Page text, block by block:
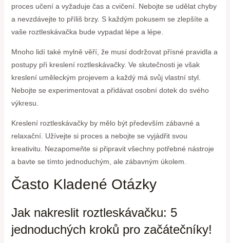
proces učení a vyžaduje čas a cvičení. Nebojte se udělat chyby
a nevzdávejte to příliš brzy. S každým pokusem se zlepšíte a
vaše roztleskávačka bude vypadat lépe a lépe.
Mnoho lidí také mylně věří, že musí dodržovat přísné pravidla a
postupy při kreslení roztleskávačky. Ve skutečnosti je však
kreslení uměleckým projevem a každý má svůj vlastní styl.
Nebojte se experimentovat a přidávat osobní dotek do svého
výkresu.
Kreslení roztleskávačky by mělo být především zábavné a
relaxační. Užívejte si proces a nebojte se vyjádřit svou
kreativitu. Nezapomeňte si připravit všechny potřebné nástroje
a bavte se tímto jednoduchým, ale zábavným úkolem.
Často Kladené Otázky
Jak nakreslit roztleskávačku: 5
jednoduchých kroků pro začátečníky!